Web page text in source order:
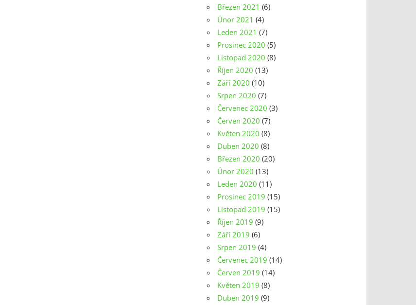
Březen 2021 (6)
Únor 2021 (4)
Leden 2021 (7)
Prosinec 2020 (5)
Listopad 2020 (8)
Říjen 2020 (13)
Září 2020 (10)
Srpen 2020 (7)
Červenec 2020 (3)
Červen 2020 (7)
Květen 2020 (8)
Duben 2020 (8)
Březen 2020 (20)
Únor 2020 (13)
Leden 2020 (11)
Prosinec 2019 (15)
Listopad 2019 (15)
Říjen 2019 (9)
Září 2019 (6)
Srpen 2019 (4)
Červenec 2019 (14)
Červen 2019 (14)
Květen 2019 (8)
Duben 2019 (9)